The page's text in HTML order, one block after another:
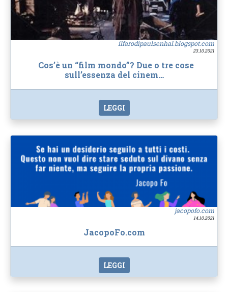
ilfarodipaulsenhal.blogspot.com
23.10.2021
Cos’è un “film mondo”? Due o tre cose
sull’essenza del cinem…
LEGGI
jacopofo.com
14.10.2021
JacopoFo.com
LEGGI